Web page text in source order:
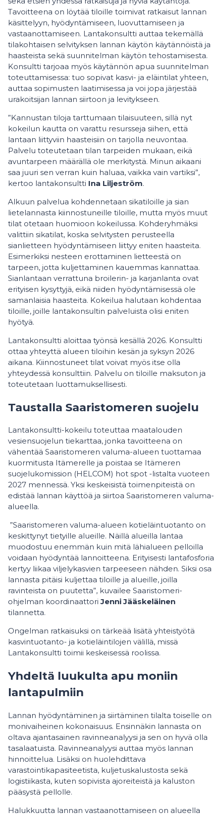
Tavoitteena on löytää tiloille toimivat ratkaisut lannan
käsittelyyn, hyödyntämiseen, luovuttamiseen ja
vastaanottamiseen. Lantakonsultti auttaa tekemällä
tilakohtaisen selvityksen lannan käytön käytännöistä ja
haasteista sekä suunnitelman käytön tehostamisesta.
Konsultti tarjoaa myös käytännön apua suunnitelman
toteuttamisessa: tuo sopivat kasvi- ja eläintilat yhteen,
auttaa sopimusten laatimisessa ja voi jopa järjestää
urakoitsijan lannan siirtoon ja levitykseen.
”Kannustan tiloja tarttumaan tilaisuuteen, sillä nyt
kokeilun kautta on varattu resursseja siihen, että
lantaan liittyviin haasteisiin on tarjolla neuvontaa.
Palvelu toteutetaan tilan tarpeiden mukaan, eikä
avuntarpeen määrällä ole merkitystä. Minun aikaani
saa juuri sen verran kuin haluaa, vaikka vain vartiksi”,
kertoo lantakonsultti Ina Liljeström.
Alkuun palvelua kohdennetaan sikatiloille ja sian
lietelannasta kiinnostuneille tiloille, mutta myös muut
tilat otetaan huomioon kokeilussa. Kohderyhmäksi
valittiin sikatilat, koska selvitysten perusteella
sianlietteen hyödyntämiseen liittyy eniten haasteita.
Esimerkiksi nesteen erottaminen lietteestä on
tarpeen, jotta kuljettaminen kauemmas kannattaa.
Sianlantaan verrattuna broilerin- ja karjanlanta ovat
erityisen kysyttyjä, eikä niiden hyödyntämisessä ole
samanlaisia haasteita. Kokeilua halutaan kohdentaa
tiloille, joille lantakonsultin palveluista olisi eniten
hyötyä.
Lantakonsultti aloittaa työnsä kesällä 2026. Konsultti
ottaa yhteyttä alueen tiloihin kesän ja syksyn 2026
aikana. Kiinnostuneet tilat voivat myös itse olla
yhteydessä konsulttiin. Palvelu on tiloille maksuton ja
toteutetaan luottamuksellisesti.
Taustalla Saaristomeren suojelu
Lantakonsultti-kokeilu toteuttaa maatalouden
vesiensuojelun tiekarttaa, jonka tavoitteena on
vähentää Saaristomeren valuma-alueen tuottamaa
kuormitusta Itämerelle ja poistaa se Itämeren
suojelukomission (HELCOM) hot spot -listalta vuoteen
2027 mennessä. Yksi keskeisistä toimenpiteistä on
edistää lannan käyttöä ja siirtoa Saaristomeren valuma-
alueella.
”Saaristomeren valuma-alueen kotieläintuotanto on
keskittynyt tietyille alueille. Näillä alueilla lantaa
muodostuu enemmän kuin mitä lähialueen pelloilla
voidaan hyödyntää lannoitteena. Erityisesti lantafosforia
kertyy liikaa viljelykasvien tarpeeseen nähden. Siksi osa
lannasta pitäisi kuljettaa tiloille ja alueille, joilla
ravinteista on puutetta”, kuvailee Saaristomeri-
ohjelman koordinaattoriJenni Jääskeläinen
tilannetta.
Ongelman ratkaisuksi on tärkeää lisätä yhteistyötä
kasvintuotanto- ja kotieläintilojen välillä, missä
Lantakonsultti toimii keskeisessä roolissa.
Yhdeltä luukulta apu moniin
lantapulmiin
Lannan hyödyntäminen ja siirtäminen tilalta toiselle on
monivaiheinen kokonaisuus. Ensinnäkin lannasta on
oltava ajantasainen ravinneanalyysi ja sen on hyvä olla
tasalaatuista. Ravinneanalyysi auttaa myös lannan
hinnoittelua. Lisäksi on huolehdittava
varastointikapasiteetista, kuljetuskalustosta sekä
logistiikasta, kuten sopivista ajoreiteistä ja kaluston
pääsystä pellolle.
Halukkuutta lannan vastaanottamiseen on alueella